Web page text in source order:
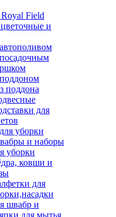
Field
и
поддона
для
уборки
и наборы
уборки
ковши и
для
швабр и
для мытья